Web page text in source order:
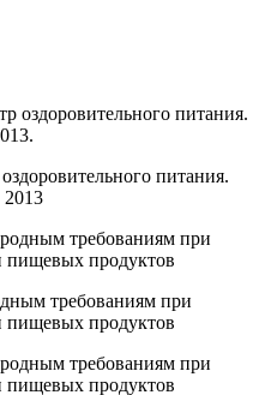
питания.
2013
требованиям при
пищевых продуктов